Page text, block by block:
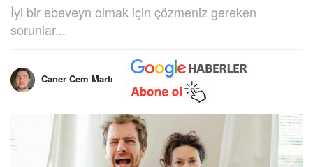
İyi bir ebeveyn olmak için çözmeniz gereken
sorunlar...
Caner Cem Martı